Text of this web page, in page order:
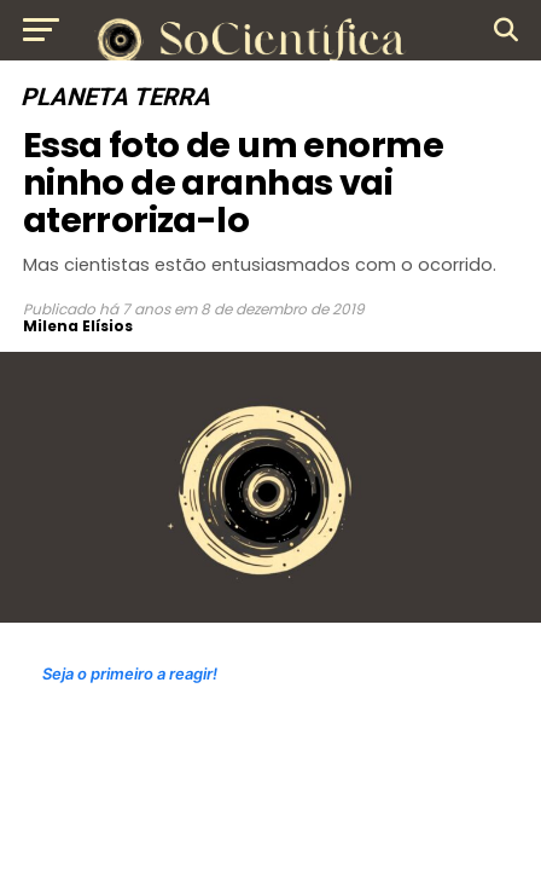
PLANETA TERRA
Essa foto de um enorme
ninho de aranhas vai
aterroriza-lo
Mas cientistas estão entusiasmados com o ocorrido.
Publicado há 7 anos em 8 de dezembro de 2019
Milena Elísios
Seja o primeiro a reagir!